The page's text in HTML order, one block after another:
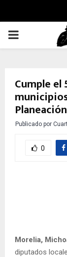
PRIMARY
Cumple
Publicado por
0
Morelia,
diputados